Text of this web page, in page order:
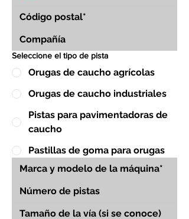
Seleccione el tipo de pista
Orugas de caucho agrícolas
Orugas de caucho industriales
Pistas para pavimentadoras de
caucho
Pastillas de goma para orugas